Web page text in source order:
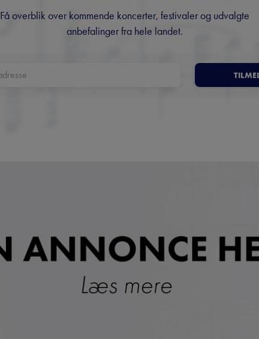
Få overblik over kommende koncerter, festivaler og udvalgte
anbefalinger fra hele landet.